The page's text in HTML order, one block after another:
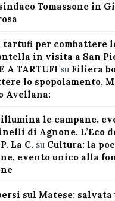
Tomassone in
tartufi per combattere
in visita a San
A TARTUFI su Filiera
lo spopolamento,
Avellana:
le campane,
di Agnone. L’Eco
La C. su Cultura: la
evento unico alla
sul Matese: salvata